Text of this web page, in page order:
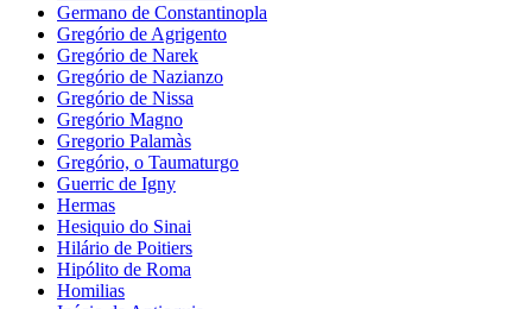
Germano de Constantinopla
Gregório de Agrigento
Gregório de Narek
Gregório de Nazianzo
Gregório de Nissa
Gregório Magno
Gregorio Palamàs
Gregório, o Taumaturgo
Guerric de Igny
Hermas
Hesiquio do Sinai
Hilário de Poitiers
Hipólito de Roma
Homilias